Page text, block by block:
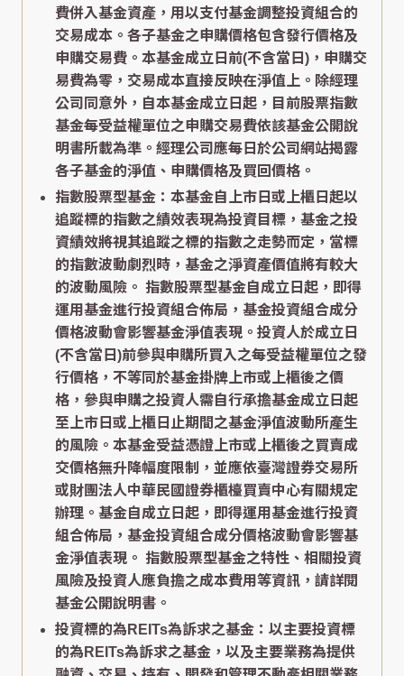
費併入基金資產，用以支付基金調整投資組合的
交易成本。各子基金之申購價格包含發行價格及
申購交易費。本基金成立日前(不含當日)，申購交
易費為零，交易成本直接反映在淨值上。除經理
公司同意外，自本基金成立日起，目前股票指數
基金每受益權單位之申購交易費依該基金公開說
明書所載為準。經理公司應每日於公司網站揭露
各子基金的淨值、申購價格及買回價格。
指數股票型基金：本基金自上市日或上櫃日起以
追蹤標的指數之績效表現為投資目標，基金之投
資績效將視其追蹤之標的指數之走勢而定，當標
的指數波動劇烈時，基金之淨資產價值將有較大
的波動風險。 指數股票型基金自成立日起，即得
運用基金進行投資組合佈局，基金投資組合成分
價格波動會影響基金淨值表現。投資人於成立日
(不含當日)前參與申購所買入之每受益權單位之發
行價格，不等同於基金掛牌上市或上櫃後之價
格，參與申購之投資人需自行承擔基金成立日起
至上市日或上櫃日止期間之基金淨值波動所產生
的風險。本基金受益憑證上市或上櫃後之買賣成
交價格無升降幅度限制，並應依臺灣證券交易所
或財團法人中華民國證券櫃檯買賣中心有關規定
辦理。基金自成立日起，即得運用基金進行投資
組合佈局，基金投資組合成分價格波動會影響基
金淨值表現。 指數股票型基金之特性、相關投資
風險及投資人應負擔之成本費用等資訊，請詳閱
基金公開說明書。
投資標的為REITs為訴求之基金：以主要投資標
的為REITs為訴求之基金，以及主要業務為提供